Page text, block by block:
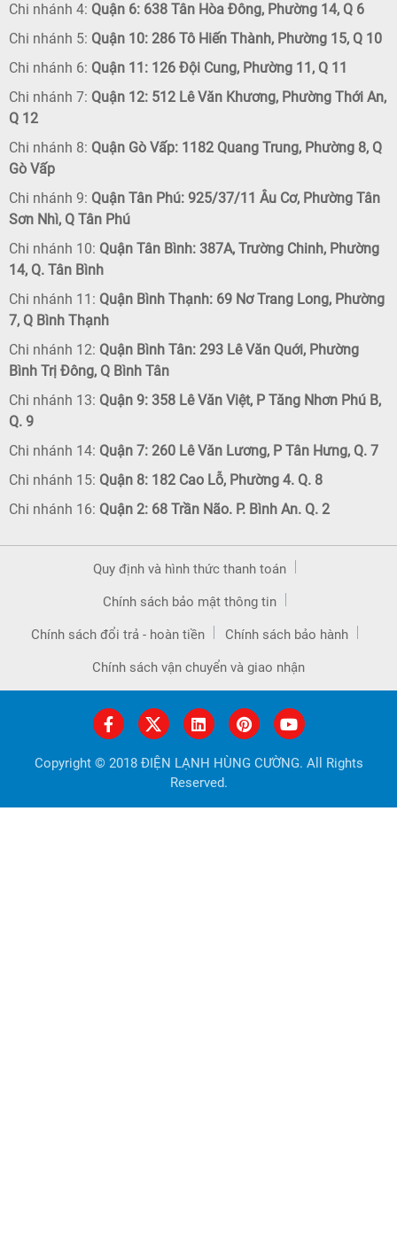
Chi nhánh 4: Quận 6: 638 Tân Hòa Đông, Phường 14, Q 6
Chi nhánh 5: Quận 10: 286 Tô Hiến Thành, Phường 15, Q 10
Chi nhánh 6: Quận 11: 126 Đội Cung, Phường 11, Q 11
Chi nhánh 7: Quận 12: 512 Lê Văn Khương, Phường Thới An,
Q 12
Chi nhánh 8: Quận Gò Vấp: 1182 Quang Trung, Phường 8, Q
Gò Vấp
Chi nhánh 9: Quận Tân Phú: 925/37/11 Âu Cơ, Phường Tân
Sơn Nhì, Q Tân Phú
Chi nhánh 10: Quận Tân Bình: 387A, Trường Chinh, Phường
14, Q. Tân Bình
Chi nhánh 11: Quận Bình Thạnh: 69 Nơ Trang Long, Phường
7, Q Bình Thạnh
Chi nhánh 12: Quận Bình Tân: 293 Lê Văn Quới, Phường
Bình Trị Đông, Q Bình Tân
Chi nhánh 13: Quận 9: 358 Lê Văn Việt, P Tăng Nhơn Phú B,
Q. 9
Chi nhánh 14: Quận 7: 260 Lê Văn Lương, P Tân Hưng, Q. 7
Chi nhánh 15: Quận 8: 182 Cao Lỗ, Phường 4. Q. 8
Chi nhánh 16: Quận 2: 68 Trần Não. P. Bình An. Q. 2
Quy định và hình thức thanh toán
Chính sách bảo mật thông tin
Chính sách đổi trả - hoàn tiền Chính sách bảo hành
Chính sách vận chuyển và giao nhận
Copyright © 2018 ĐIỆN LẠNH HÙNG CƯỜNG. All Rights
Reserved.